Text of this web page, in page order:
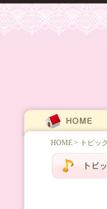
HOME > トピッ